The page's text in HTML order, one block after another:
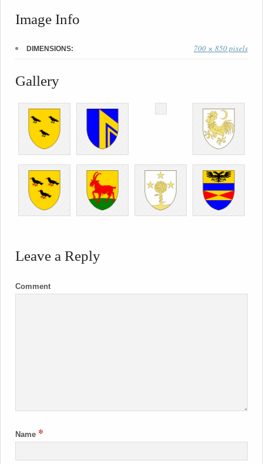
Image Info
DIMENSIONS: 700 × 850 pixels
Gallery
Leave a Reply
Comment
Name *